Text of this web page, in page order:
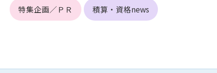
特集企画／ＰＲ 積算・資格news
第5条（IDおよびパスワードの管理）
その他形態を問わず、第三者に利用させることはできませ